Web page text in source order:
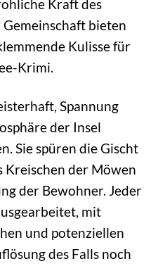
Kraft des
bieten
Kulisse für
Krimi.
Spannung
der Insel
Sie spüren die Gischt
Kreischen der Möwen
der Bewohner. Jeder
mit
und potenziellen
des Falls noch